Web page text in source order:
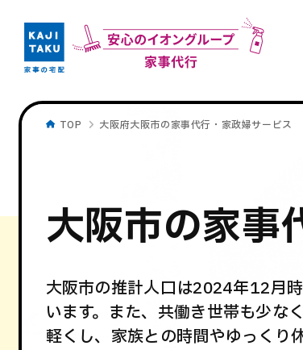
TOP 大阪府大阪市の家事代行・家政婦サービス
大阪市の家事
大阪市の推計人口は2024年12月
います。また、共働き世帯も少な
軽くし、家族との時間やゆっくり